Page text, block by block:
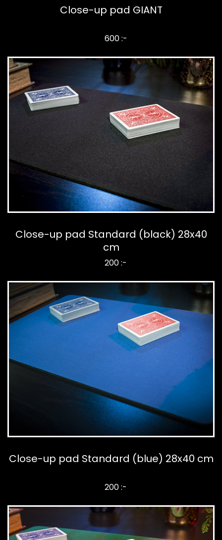
Close-up pad GIANT
600 :-
Close-up pad Standard (black) 28x40
cm
200 :-
Close-up pad Standard (blue) 28x40 cm
200 :-